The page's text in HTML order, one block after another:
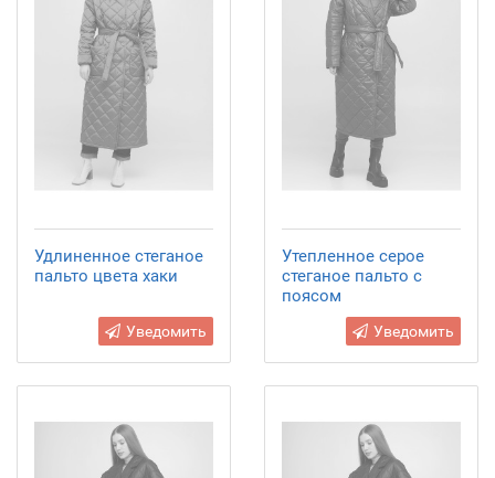
Удлиненное стеганое
пальто цвета хаки
Уведомить
Утепленное серое
стеганое пальто с
поясом
Уведомить